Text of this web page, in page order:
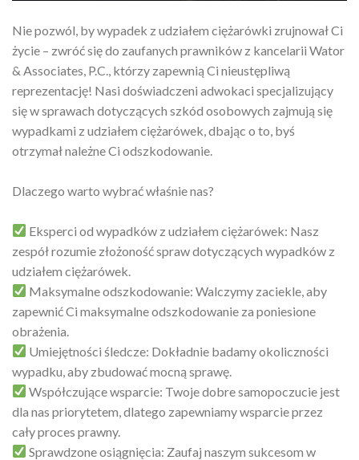
Nie pozwól, by wypadek z udziałem ciężarówki zrujnował Ci
życie – zwróć się do zaufanych prawników z kancelarii Wator
& Associates, P.C., którzy zapewnią Ci nieustępliwą
reprezentację! Nasi doświadczeni adwokaci specjalizujący
się w sprawach dotyczących szkód osobowych zajmują się
wypadkami z udziałem ciężarówek, dbając o to, byś
otrzymał należne Ci odszkodowanie.
Dlaczego warto wybrać właśnie nas?
Eksperci od wypadków z udziałem ciężarówek: Nasz
zespół rozumie złożoność spraw dotyczących wypadków z
udziałem ciężarówek.
Maksymalne odszkodowanie: Walczymy zaciekle, aby
zapewnić Ci maksymalne odszkodowanie za poniesione
obrażenia.
Umiejętności śledcze: Dokładnie badamy okoliczności
wypadku, aby zbudować mocną sprawę.
Współczujące wsparcie: Twoje dobre samopoczucie jest
dla nas priorytetem, dlatego zapewniamy wsparcie przez
cały proces prawny.
Sprawdzone osiągnięcia: Zaufaj naszym sukcesom w